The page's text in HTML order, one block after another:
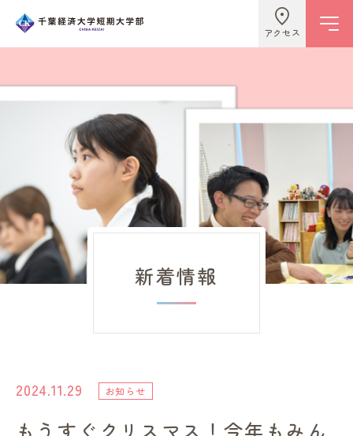
アクセス
学校情報
ビジネスライフ学科
こども学科
キャンパスライフ
進路・就職情報
レンガ棟について
新着情報
2024.11.29 お知らせ
もうすぐクリスマス！今年もみん